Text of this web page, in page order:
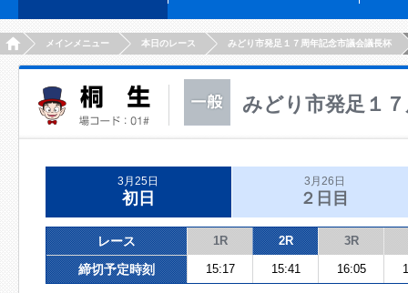
HOMEメインメニュー 本日のレース みどり市発足１７周年記念市議会議長杯
みどり市発足１
3月25日
初日
3月26日
２日目
レース 1R 2R 3R
締切予定時刻 15:17 15:41 16:05